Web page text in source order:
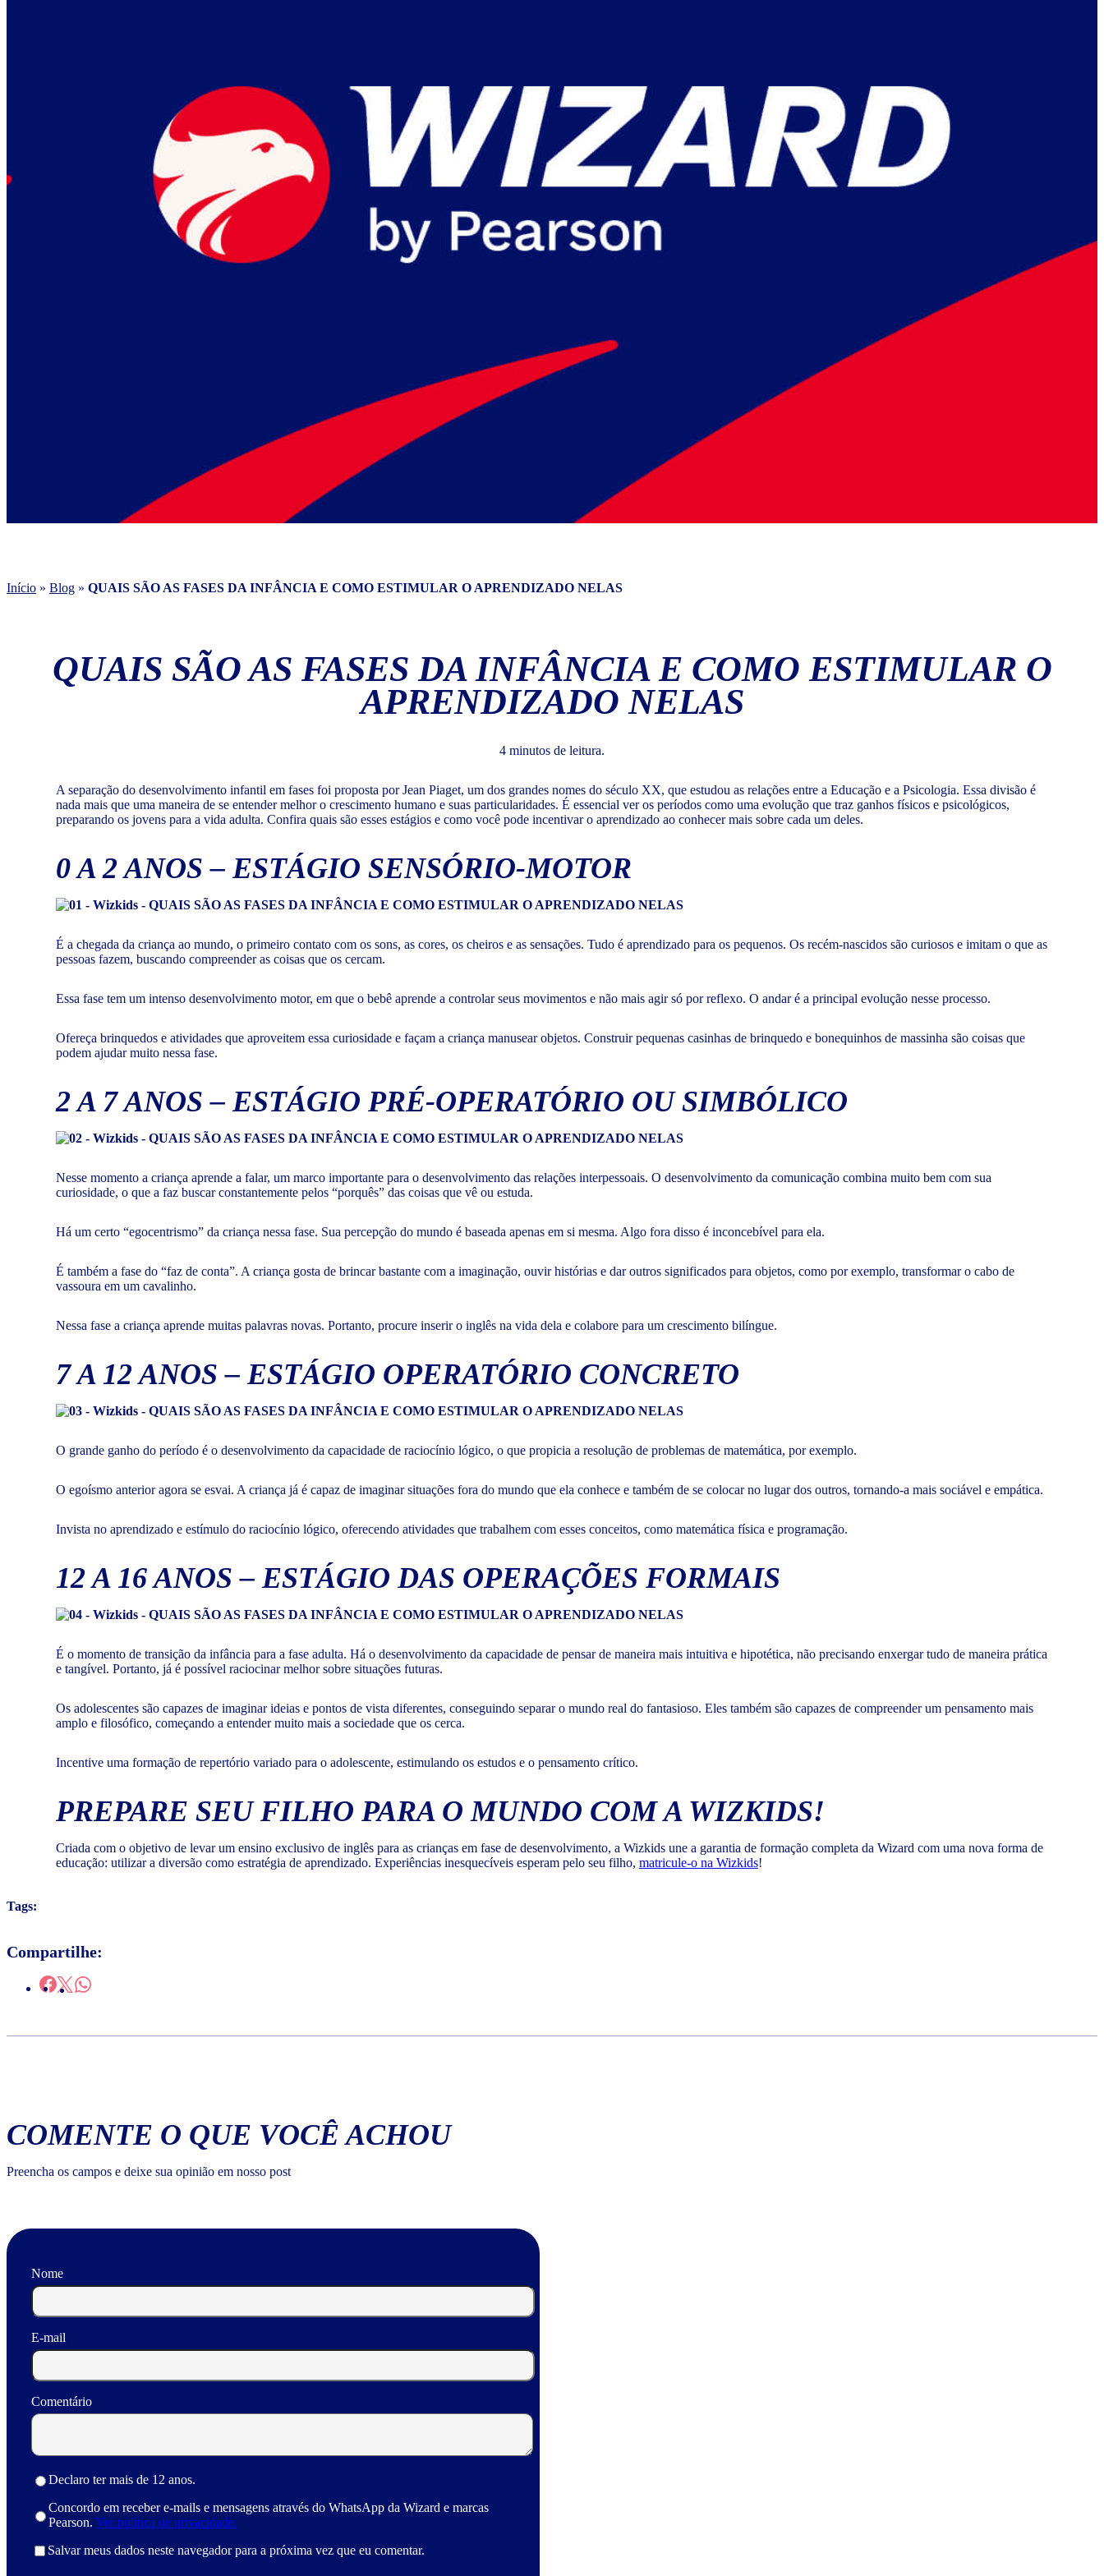
Início » Blog » QUAIS SÃO AS FASES DA INFÂNCIA E COMO ESTIMULAR O APRENDIZADO NELAS
QUAIS SÃO AS FASES DA INFÂNCIA E COMO ESTIMULAR O
APRENDIZADO NELAS
4 minutos de leitura.
A separação do desenvolvimento infantil em fases foi proposta por Jean Piaget, um dos grandes nomes do século XX, que estudou as relações entre a Educação e a Psicologia. Essa divisão é
nada mais que uma maneira de se entender melhor o crescimento humano e suas particularidades. É essencial ver os períodos como uma evolução que traz ganhos físicos e psicológicos,
preparando os jovens para a vida adulta. Confira quais são esses estágios e como você pode incentivar o aprendizado ao conhecer mais sobre cada um deles.
0 A 2 ANOS – ESTÁGIO SENSÓRIO-MOTOR
É a chegada da criança ao mundo, o primeiro contato com os sons, as cores, os cheiros e as sensações. Tudo é aprendizado para os pequenos. Os recém-nascidos são curiosos e imitam o que as
pessoas fazem, buscando compreender as coisas que os cercam.
Essa fase tem um intenso desenvolvimento motor, em que o bebê aprende a controlar seus movimentos e não mais agir só por reflexo. O andar é a principal evolução nesse processo.
Ofereça brinquedos e atividades que aproveitem essa curiosidade e façam a criança manusear objetos. Construir pequenas casinhas de brinquedo e bonequinhos de massinha são coisas que
podem ajudar muito nessa fase.
2 A 7 ANOS – ESTÁGIO PRÉ-OPERATÓRIO OU SIMBÓLICO
Nesse momento a criança aprende a falar, um marco importante para o desenvolvimento das relações interpessoais. O desenvolvimento da comunicação combina muito bem com sua
curiosidade, o que a faz buscar constantemente pelos “porquês” das coisas que vê ou estuda.
Há um certo “egocentrismo” da criança nessa fase. Sua percepção do mundo é baseada apenas em si mesma. Algo fora disso é inconcebível para ela.
É também a fase do “faz de conta”. A criança gosta de brincar bastante com a imaginação, ouvir histórias e dar outros significados para objetos, como por exemplo, transformar o cabo de
vassoura em um cavalinho.
Nessa fase a criança aprende muitas palavras novas. Portanto, procure inserir o inglês na vida dela e colabore para um crescimento bilíngue.
7 A 12 ANOS – ESTÁGIO OPERATÓRIO CONCRETO
O grande ganho do período é o desenvolvimento da capacidade de raciocínio lógico, o que propicia a resolução de problemas de matemática, por exemplo.
O egoísmo anterior agora se esvai. A criança já é capaz de imaginar situações fora do mundo que ela conhece e também de se colocar no lugar dos outros, tornando-a mais sociável e empática.
Invista no aprendizado e estímulo do raciocínio lógico, oferecendo atividades que trabalhem com esses conceitos, como matemática física e programação.
12 A 16 ANOS – ESTÁGIO DAS OPERAÇÕES FORMAIS
É o momento de transição da infância para a fase adulta. Há o desenvolvimento da capacidade de pensar de maneira mais intuitiva e hipotética, não precisando enxergar tudo de maneira prática
e tangível. Portanto, já é possível raciocinar melhor sobre situações futuras.
Os adolescentes são capazes de imaginar ideias e pontos de vista diferentes, conseguindo separar o mundo real do fantasioso. Eles também são capazes de compreender um pensamento mais
amplo e filosófico, começando a entender muito mais a sociedade que os cerca.
Incentive uma formação de repertório variado para o adolescente, estimulando os estudos e o pensamento crítico.
PREPARE SEU FILHO PARA O MUNDO COM A WIZKIDS!
Criada com o objetivo de levar um ensino exclusivo de inglês para as crianças em fase de desenvolvimento, a Wizkids une a garantia de formação completa da Wizard com uma nova forma de
educação: utilizar a diversão como estratégia de aprendizado. Experiências inesquecíveis esperam pelo seu filho, matricule-o na Wizkids!
Tags:
Compartilhe:
COMENTE O QUE VOCÊ ACHOU
Preencha os campos e deixe sua opinião em nosso post
Nome
E-mail
Comentário
Declaro ter mais de 12 anos.
Concordo em receber e-mails e mensagens através do WhatsApp da Wizard e marcas
Pearson. Ver política de privacidade.
Salvar meus dados neste navegador para a próxima vez que eu comentar.